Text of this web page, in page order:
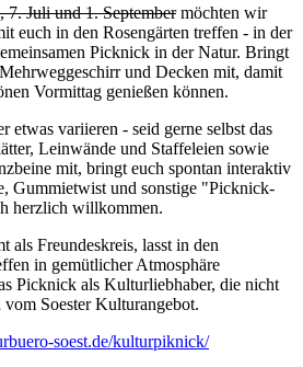
, 7. Juli und 1. Septembermöchten wir
euch in den Rosengärten treffen - in der
Picknick in der Natur. Bringt
und Decken mit, damit
Vormittag genießen können.
etwas variieren - seid gerne selbst das
Leinwände und Staffeleien sowie
mit, bringt euch spontan interaktiv
Gummietwist und sonstige "Picknick-
herzlich willkommen.
als Freundeskreis, lasst in den
in gemütlicher Atmosphäre
Picknick als Kulturliebhaber, die nicht
Soester Kulturangebot.
soest.de/kulturpiknick/